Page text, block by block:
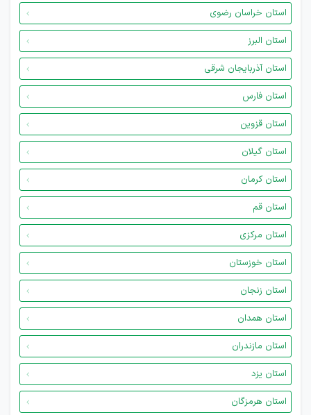
استان خراسان رضوی
استان البرز
استان آذربایجان شرقی
استان فارس
استان قزوین
استان گیلان
استان کرمان
استان قم
استان مرکزی
استان خوزستان
استان زنجان
استان همدان
استان مازندران
استان یزد
استان هرمزگان